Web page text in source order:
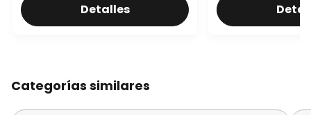
Detalles
Categorías similares